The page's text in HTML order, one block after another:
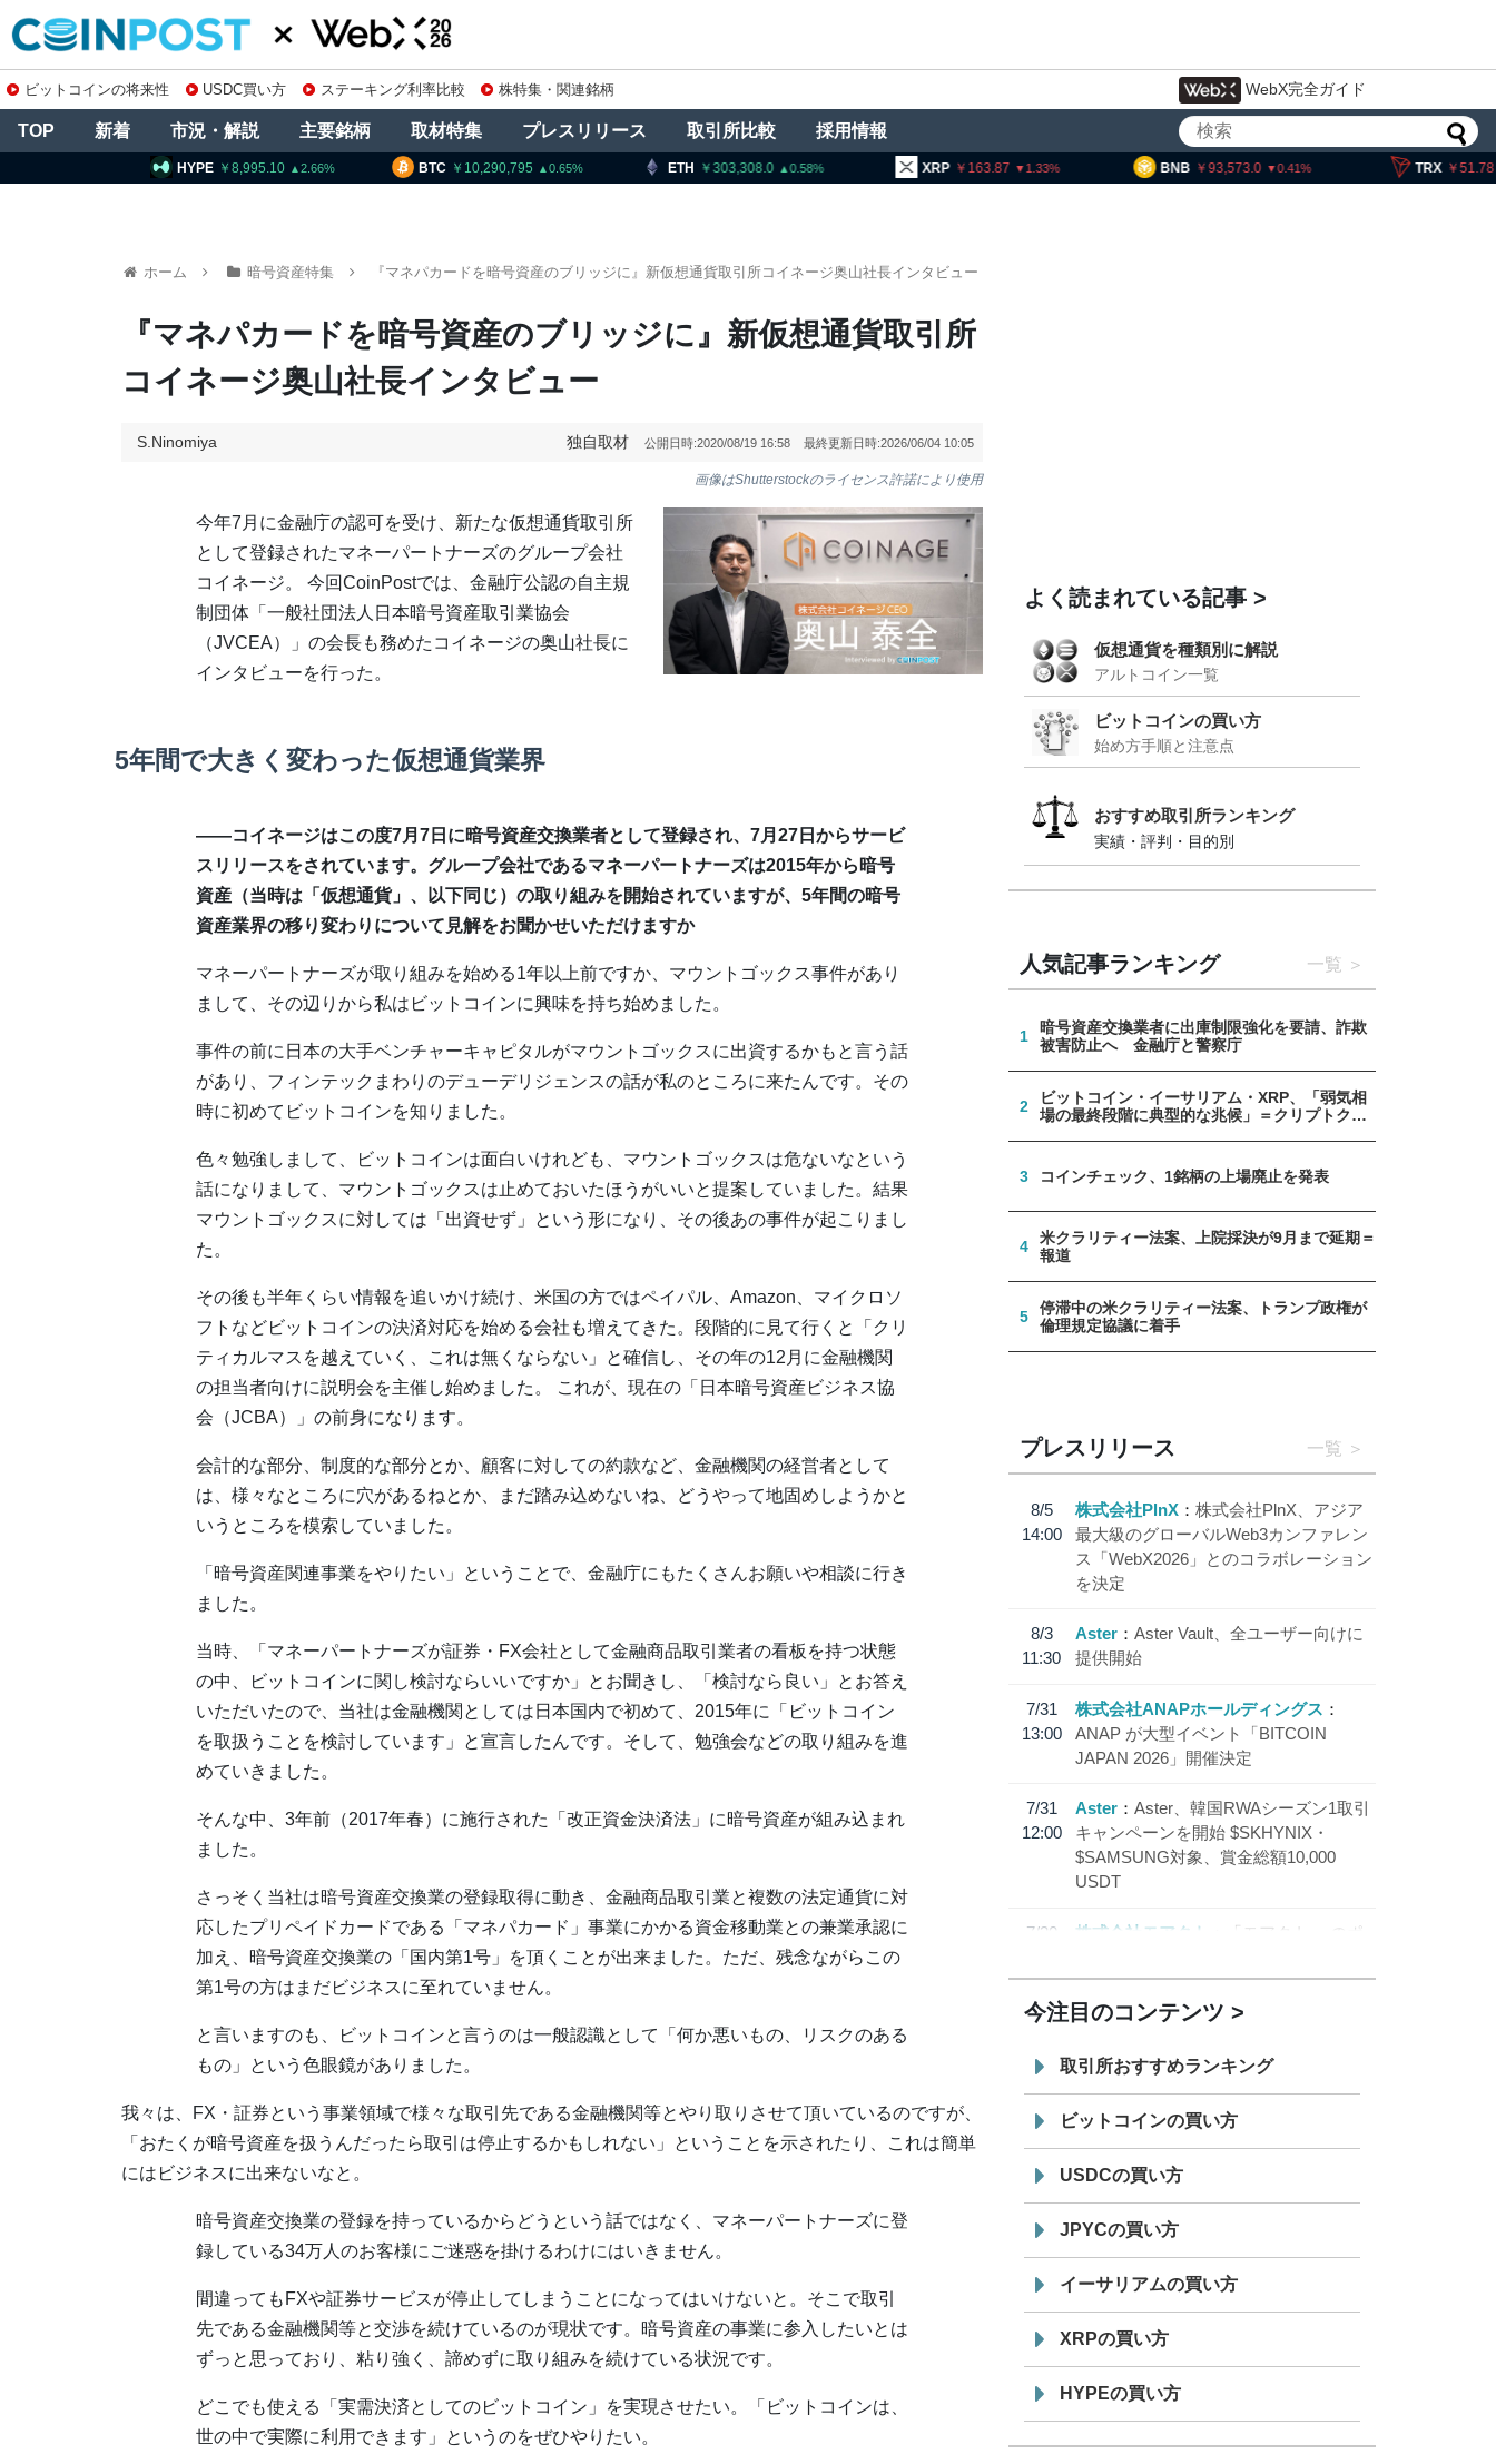
ビットコインの将来性 USDC買い方 ステーキング利率比較 株特集・関連銘柄 WebX完全ガイド
TOP 新着 市況・解説 主要銘柄 取材特集 プレスリリース 取引所比較 採用情報
BTC 10,290,795 0.65 ETH 303,308.0 XRP 163.87 BNB 93,573.0 TRX 51.78
ホーム 暗号資産特集 『マネパカードを暗号資産のブリッジに』新仮想通貨取引所コイネージ奥山社長インタビュー
『マネパカードを暗号資産のブリッジに』新仮想通貨取引所
コイネージ奥山社長インタビュー
S.Ninomiya 独自取材 公開日時:2020/08/19 16:58 最終更新日時:2026/06/04 10:05
画像はShutterstockのライセンス許諾により使用
今年7月に金融庁の認可を受け、新たな仮想通貨取引所
として登録されたマネーパートナーズのグループ会社
コイネージ。 今回CoinPostでは、金融庁公認の自主規
制団体「一般社団法人日本暗号資産取引業協会
（JVCEA）」の会長も務めたコイネージの奥山社長に
インタビューを行った。
5年間で大きく変わった仮想通貨業界
――コイネージはこの度7月7日に暗号資産交換業者として登録され、7月27日からサービ
スリリースをされています。グループ会社であるマネーパートナーズは2015年から暗号
資産（当時は「仮想通貨」、以下同じ）の取り組みを開始されていますが、5年間の暗号
資産業界の移り変わりについて見解をお聞かせいただけますか
マネーパートナーズが取り組みを始める1年以上前ですか、マウントゴックス事件があり
まして、その辺りから私はビットコインに興味を持ち始めました。
事件の前に日本の大手ベンチャーキャピタルがマウントゴックスに出資するかもと言う話
があり、フィンテックまわりのデューデリジェンスの話が私のところに来たんです。その
時に初めてビットコインを知りました。
色々勉強しまして、ビットコインは面白いけれども、マウントゴックスは危ないなという
話になりまして、マウントゴックスは止めておいたほうがいいと提案していました。結果
マウントゴックスに対しては「出資せず」という形になり、その後あの事件が起こりまし
た。
その後も半年くらい情報を追いかけ続け、米国の方ではペイパル、Amazon、マイクロソ
フトなどビットコインの決済対応を始める会社も増えてきた。段階的に見て行くと「クリ
ティカルマスを越えていく、これは無くならない」と確信し、その年の12月に金融機関
の担当者向けに説明会を主催し始めました。 これが、現在の「日本暗号資産ビジネス協
会（JCBA）」の前身になります。
会計的な部分、制度的な部分とか、顧客に対しての約款など、金融機関の経営者として
は、様々なところに穴があるねとか、まだ踏み込めないね、どうやって地固めしようかと
いうところを模索していました。
「暗号資産関連事業をやりたい」ということで、金融庁にもたくさんお願いや相談に行き
ました。
当時、「マネーパートナーズが証券・FX会社として金融商品取引業者の看板を持つ状態
の中、ビットコインに関し検討ならいいですか」とお聞きし、「検討なら良い」とお答え
いただいたので、当社は金融機関としては日本国内で初めて、2015年に「ビットコイン
を取扱うことを検討しています」と宣言したんです。そして、勉強会などの取り組みを進
めていきました。
そんな中、3年前（2017年春）に施行された「改正資金決済法」に暗号資産が組み込まれ
ました。
さっそく当社は暗号資産交換業の登録取得に動き、金融商品取引業と複数の法定通貨に対
応したプリペイドカードである「マネパカード」事業にかかる資金移動業との兼業承認に
加え、暗号資産交換業の「国内第1号」を頂くことが出来ました。ただ、残念ながらこの
第1号の方はまだビジネスに至れていません。
と言いますのも、ビットコインと言うのは一般認識として「何か悪いもの、リスクのある
もの」という色眼鏡がありました。
我々は、FX・証券という事業領域で様々な取引先である金融機関等とやり取りさせて頂いているのですが、
「おたくが暗号資産を扱うんだったら取引は停止するかもしれない」ということを示されたり、これは簡単
にはビジネスに出来ないなと。
暗号資産交換業の登録を持っているからどうという話ではなく、マネーパートナーズに登
録している34万人のお客様にご迷惑を掛けるわけにはいきません。
間違ってもFXや証券サービスが停止してしまうことになってはいけないと。そこで取引
先である金融機関等と交渉を続けているのが現状です。暗号資産の事業に参入したいとは
ずっと思っており、粘り強く、諦めずに取り組みを続けている状況です。
どこでも使える「実需決済としてのビットコイン」を実現させたい。「ビットコインは、
世の中で実際に利用できます」というのをぜひやりたい。
よく読まれている記事
仮想通貨を種類別に解説
アルトコイン一覧
ビットコインの買い方
始め方手順と注意点
おすすめ取引所ランキング
実績・評判・目的別
人気記事ランキング 一覧
1
暗号資産交換業者に出庫制限強化を要請、詐欺
被害防止へ 金融庁と警察庁
2
ビットコイン・イーサリアム・XRP、「弱気相
場の最終段階に典型的な兆候」＝クリプトクア
3 コインチェック、1銘柄の上場廃止を発表
4
米クラリティー法案、上院採決が9月まで延期＝
報道
5
停滞中の米クラリティー法案、トランプ政権が
倫理規定協議に着手
プレスリリース 一覧
8/5
14:00
株式会社PlnX
株式会社PlnX、アジア
最大級のグローバルWeb3カンファレン
ス「WebX2026」とのコラボレーション
を決定
8/3
11:30
Aster
Aster Vault、全ユーザー向けに
提供開始
7/31
13:00
株式会社ANAPホールディングス
ANAP が大型イベント「BITCOIN
JAPAN 2026」開催決定
7/31
12:00
Aster
Aster、韓国RWAシーズン1取引
キャンペーンを開始 $SKHYNIX・
$SAMSUNG対象、賞金総額10,000
USDT
7/30
株式会社モアクト
「モアクト」 のポ
「 JPYC」を追加
19:30
てステーブルコイン「JPYSC」徹底解
説セミナーを開催
今注目のコンテンツ
取引所おすすめランキング
ビットコインの買い方
USDCの買い方
JPYCの買い方
イーサリアムの買い方
XRPの買い方
HYPEの買い方